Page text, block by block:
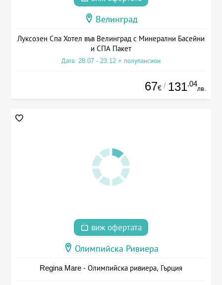
Велинград
Луксозен Спа Хотел във Велинград с Минерални Басейни
и СПА Пакет
Дата: 28.07 - 23.12 + полупансион
67€ / 131.04
лв.
виж офертата
Олимпийска Ривиера
Regina Mare - Олимпийска ривиера, Гърция